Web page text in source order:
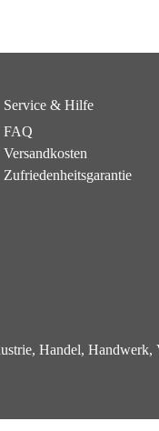
Service & Hilfe
FAQ
Versandkosten
Zufriedenheitsgarantie
Handel, Handwerk,